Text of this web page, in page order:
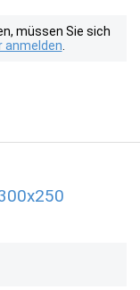
müssen Sie sich
anmelden